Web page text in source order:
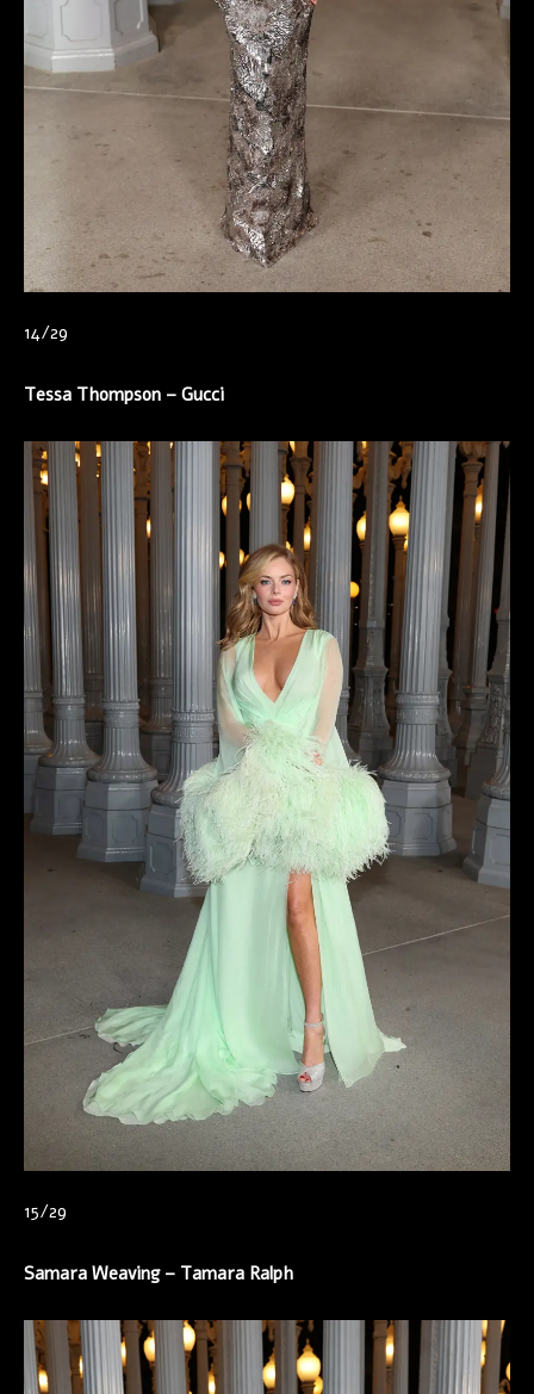
14/29
Tessa Thompson – Gucci
15/29
Samara Weaving – Tamara Ralph